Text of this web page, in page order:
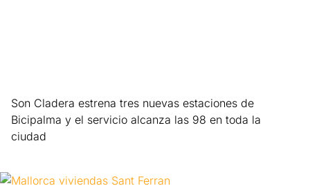
Son Cladera estrena tres nuevas estaciones de
Bicipalma y el servicio alcanza las 98 en toda la
ciudad